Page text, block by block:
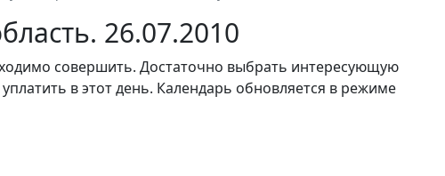
26.07.2010
совершить. Достаточно выбрать интересующую
в этот день. Календарь обновляется в режиме